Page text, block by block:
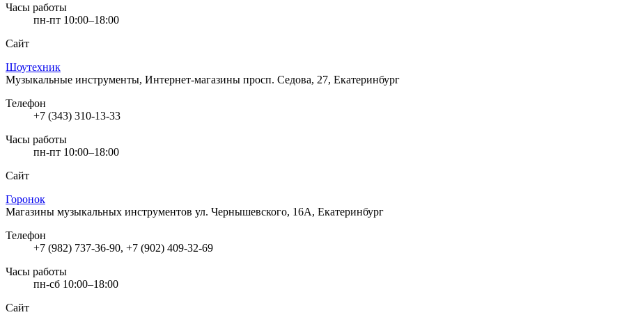
Часы работы
пн-пт 10:00–18:00
Сайт
Шоутехник
Музыкальные инструменты, Интернет-магазины просп. Седова, 27, Екатеринбург
Телефон
+7 (343) 310-13-33
Часы работы
пн-пт 10:00–18:00
Сайт
Горонок
Магазины музыкальных инструментов ул. Чернышевского, 16А, Екатеринбург
Телефон
+7 (982) 737-36-90, +7 (902) 409-32-69
Часы работы
пн-сб 10:00–18:00
Сайт